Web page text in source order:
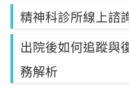
精神科診所線上諮
出院後如何追蹤與
務解析